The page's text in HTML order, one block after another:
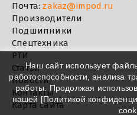
Почта:zakaz@impod.ru
Производители
Подшипники
Спецтехника
РТИ
Статьи
Новости
Контакты
Карта сайта
Наш сайт использует
работоспособности, анализа
работы. Продолжая
нашей [Политикой